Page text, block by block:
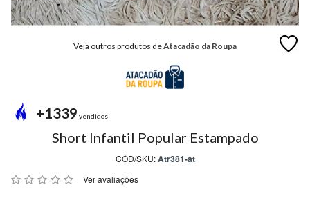
MODA
PLUS
PREÇO
ÚNICO
Veja outros produtos deAtacadão da Roupa
+1339 vendidos
Short Infantil Popular Estampado
CÓD/SKU:Atr381-at
Ver avaliações